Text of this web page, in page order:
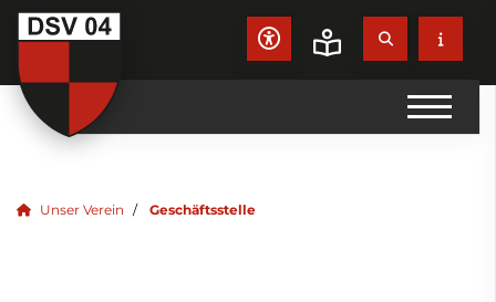
Unser Verein Geschäftsstelle